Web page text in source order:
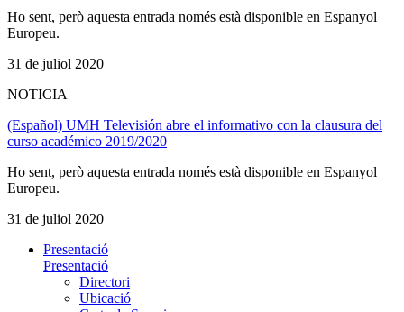
Ho sent, però aquesta entrada només està disponible en Espanyol
Europeu.
31 de juliol 2020
NOTICIA
(Español) UMH Televisión abre el informativo con la clausura del
curso académico 2019/2020
Ho sent, però aquesta entrada només està disponible en Espanyol
Europeu.
31 de juliol 2020
Presentació
Presentació
Directori
Ubicació